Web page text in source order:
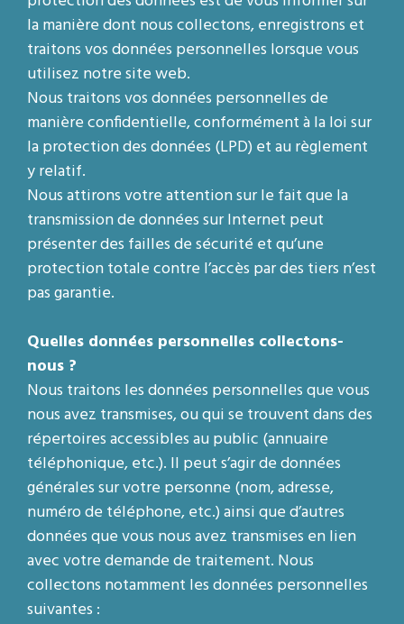
la manière dont nous collectons, enregistrons et
traitons vos données personnelles lorsque vous
utilisez notre site web.
Nous traitons vos données personnelles de
manière confidentielle, conformément à la loi sur
la protection des données (LPD) et au règlement
y relatif.
Nous attirons votre attention sur le fait que la
transmission de données sur Internet peut
présenter des failles de sécurité et qu’une
protection totale contre l’accès par des tiers n’est
pas garantie.
Quelles données personnelles collectons-
nous ?
Nous traitons les données personnelles que vous
nous avez transmises, ou qui se trouvent dans des
répertoires accessibles au public (annuaire
téléphonique, etc.). Il peut s’agir de données
générales sur votre personne (nom, adresse,
numéro de téléphone, etc.) ainsi que d’autres
données que vous nous avez transmises en lien
avec votre demande de traitement. Nous
collectons notamment les données personnelles
suivantes :